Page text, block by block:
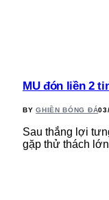
MU đón liền 2
BY GHIỀN BÓNG ĐÁ
Sau thắng lợi
gặp thử thách